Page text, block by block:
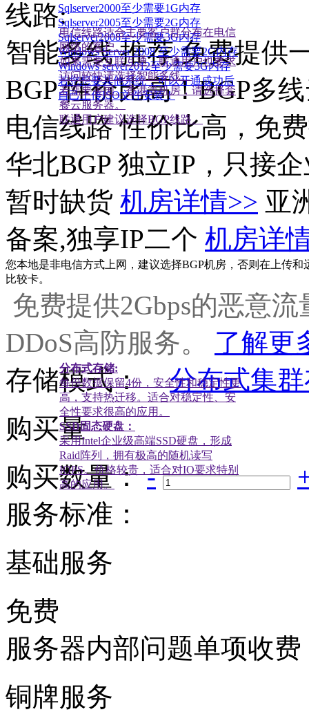
Sqlserver2000至少需要1G内存
Sqlserver2005至少需要2G内存
Sqlserver2008至少需要3G内存
Windows Server 2008 至少需要2G内存
Windows server2012至少需要3G内存
若您想要其他系统，可以开通成功后
自己上传ISO文件安装！
电信线路适合主要客户群分布在电信
网络的客户。
如果需要互联互通，联通用户也要求
访问较快请选择智能多线。
若需要美国、香港等机房，请选择套
餐云服务器。
联通用户建议选择BGP线路。
线路:
智能多线推荐,免费提供
BGP性价比高！BGP多
电信线路性价比高，免
华北BGP 独立IP，只接
暂时缺货 机房详情>> 亚
备案,独享IP二个 机房详
您本地是非电信方式上网，建议选择BGP机房，否则在上传和
比较卡。
免费提供2Gbps的恶意
DDoS高防服务。 了解更
存储模式：
分布式集
分布式存储:
每份数据保留4份，安全性和稳定性更
高，支持热迁移。适合对稳定性、安
全性要求很高的应用。
SSD固态硬盘：
采用Intel企业级高端SSD硬盘，形成
Raid阵列，拥有极高的随机读写
IOPS。价格较贵，适合对IO要求特别
高的应用。
购买量
购买数量： -
服务标准：
基础服务
免费
服务器内部问题单项收费
铜牌服务